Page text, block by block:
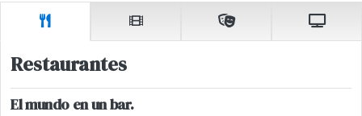
Restaurantes
El mundo en un bar.